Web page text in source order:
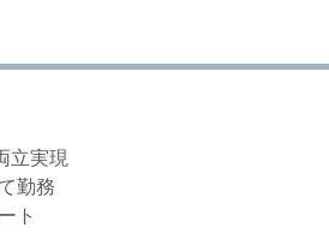
立実現
勤務
ト